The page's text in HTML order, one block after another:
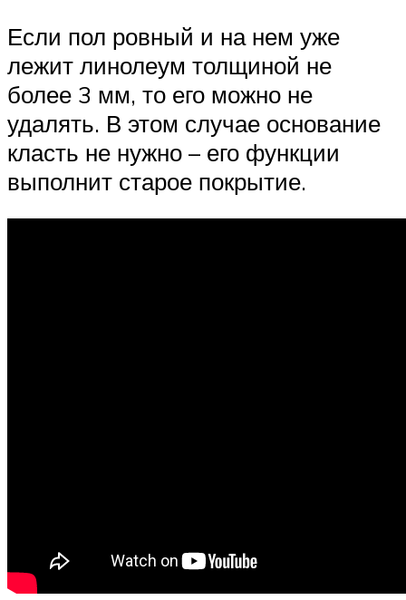
Если пол ровный и на нем уже
лежит линолеум толщиной не
более 3 мм, то его можно не
удалять. В этом случае основание
класть не нужно – его функции
выполнит старое покрытие.